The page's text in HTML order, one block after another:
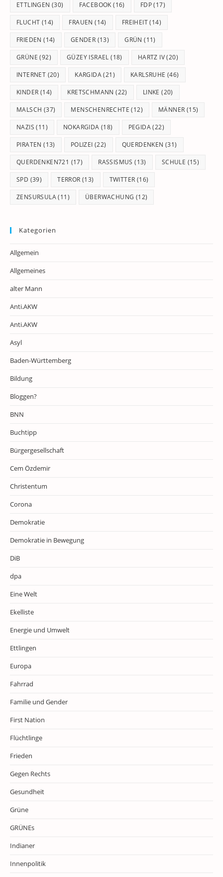
ETTLINGEN (30) FACEBOOK (16) FDP(17)
FLUCHT (14) FRAUEN (14) FREIHEIT(14)
FRIEDEN (14) GENDER (13) GRÜN (11)
GRÜNE (92) GÜZEY ISRAEL (18) HARTZ IV(20)
INTERNET (20) KARGIDA(21) KARLSRUHE (46)
KINDER (14) KRETSCHMANN (22) LINKE (20)
MALSCH (37) MENSCHENRECHTE (12) MÄNNER (15)
NAZIS (11) NOKARGIDA (18) PEGIDA(22)
PIRATEN (13) POLIZEI (22) QUERDENKEN (31)
QUERDENKEN721 (17) RASSISMUS (13) SCHULE (15)
SPD (39) TERROR (13) TWITTER (16)
ZENSURSULA(11) ÜBERWACHUNG (12)
Kategorien
Allgemein
Allgemeines
alter Mann
Anti.AKW
Anti.AKW
Asyl
Baden-Württemberg
Bildung
Bloggen?
BNN
Buchtipp
Bürgergesellschaft
Cem Özdemir
Christentum
Corona
Demokratie
Demokratie in Bewegung
DiB
dpa
Eine Welt
Ekelliste
Energie und Umwelt
Ettlingen
Europa
Fahrrad
Familie und Gender
First Nation
Flüchtlinge
Frieden
Gegen Rechts
Gesundheit
Grüne
GRÜNEs
Indianer
Innenpolitik